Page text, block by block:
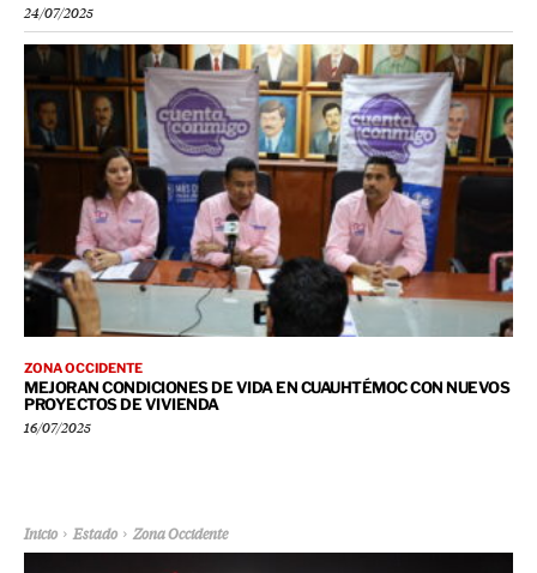
24/07/2025
ZONA OCCIDENTE
MEJORAN CONDICIONES DE VIDA EN CUAUHTÉMOC CON NUEVOS
PROYECTOS DE VIVIENDA
16/07/2025